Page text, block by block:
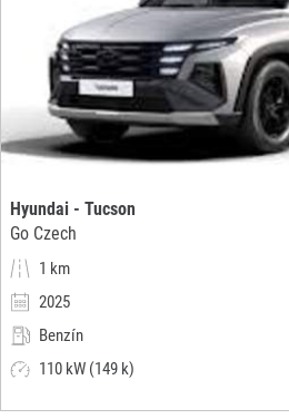
Hyundai - Tucson
Go Czech
1 km
2025
Benzín
110 kW (149 k)